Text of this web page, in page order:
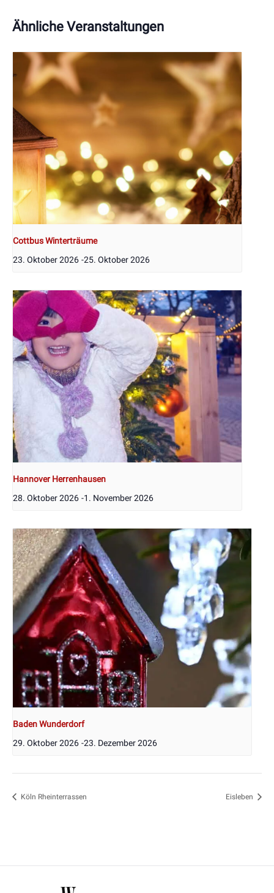
Ähnliche Veranstaltungen
Cottbus Winterträume
23. Oktober 2026 -25. Oktober 2026
Hannover Herrenhausen
28. Oktober 2026 -1. November 2026
Baden Wunderdorf
29. Oktober 2026 -23. Dezember 2026
Köln Rheinterrassen Eisleben